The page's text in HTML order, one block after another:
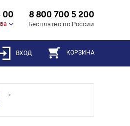
00 8 800 700 5 200
Бесплатно по России
ВХОД КОРЗИНА